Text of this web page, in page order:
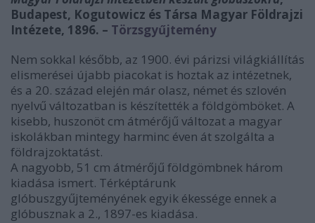
Budapest, Kogutowicz és Társa Magyar Földrajzi
Intézete, 1896. – Törzsgyűjtemény
Nem sokkal később, az 1900. évi párizsi világkiállítás
elismerései újabb piacokat is hoztak az intézetnek,
és a 20. század elején már olasz, német és szlovén
nyelvű változatban is készítették a földgömböket. A
kisebb, huszonöt cm átmérőjű változat a magyar
iskolákban mintegy harminc éven át szolgálta a
földrajzoktatást.
A nagyobb, 51 cm átmérőjű földgömbnek három
kiadása ismert. Térképtárunk
glóbuszgyűjteményének egyik ékessége ennek a
glóbusznak a 2., 1897-es kiadása.